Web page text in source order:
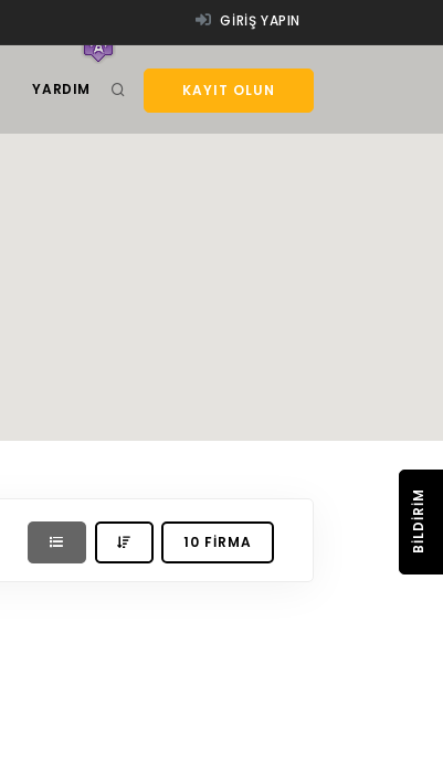
GIRIŞ YAPIN
KAYIT OLUN
YARDIM
10 FIRMA BILDIRIM